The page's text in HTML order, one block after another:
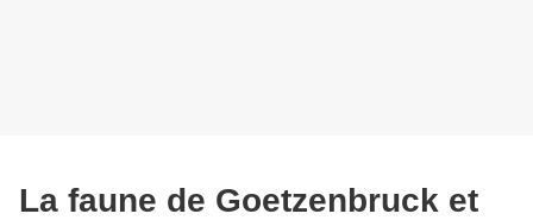
La faune de Goetzenbruck et